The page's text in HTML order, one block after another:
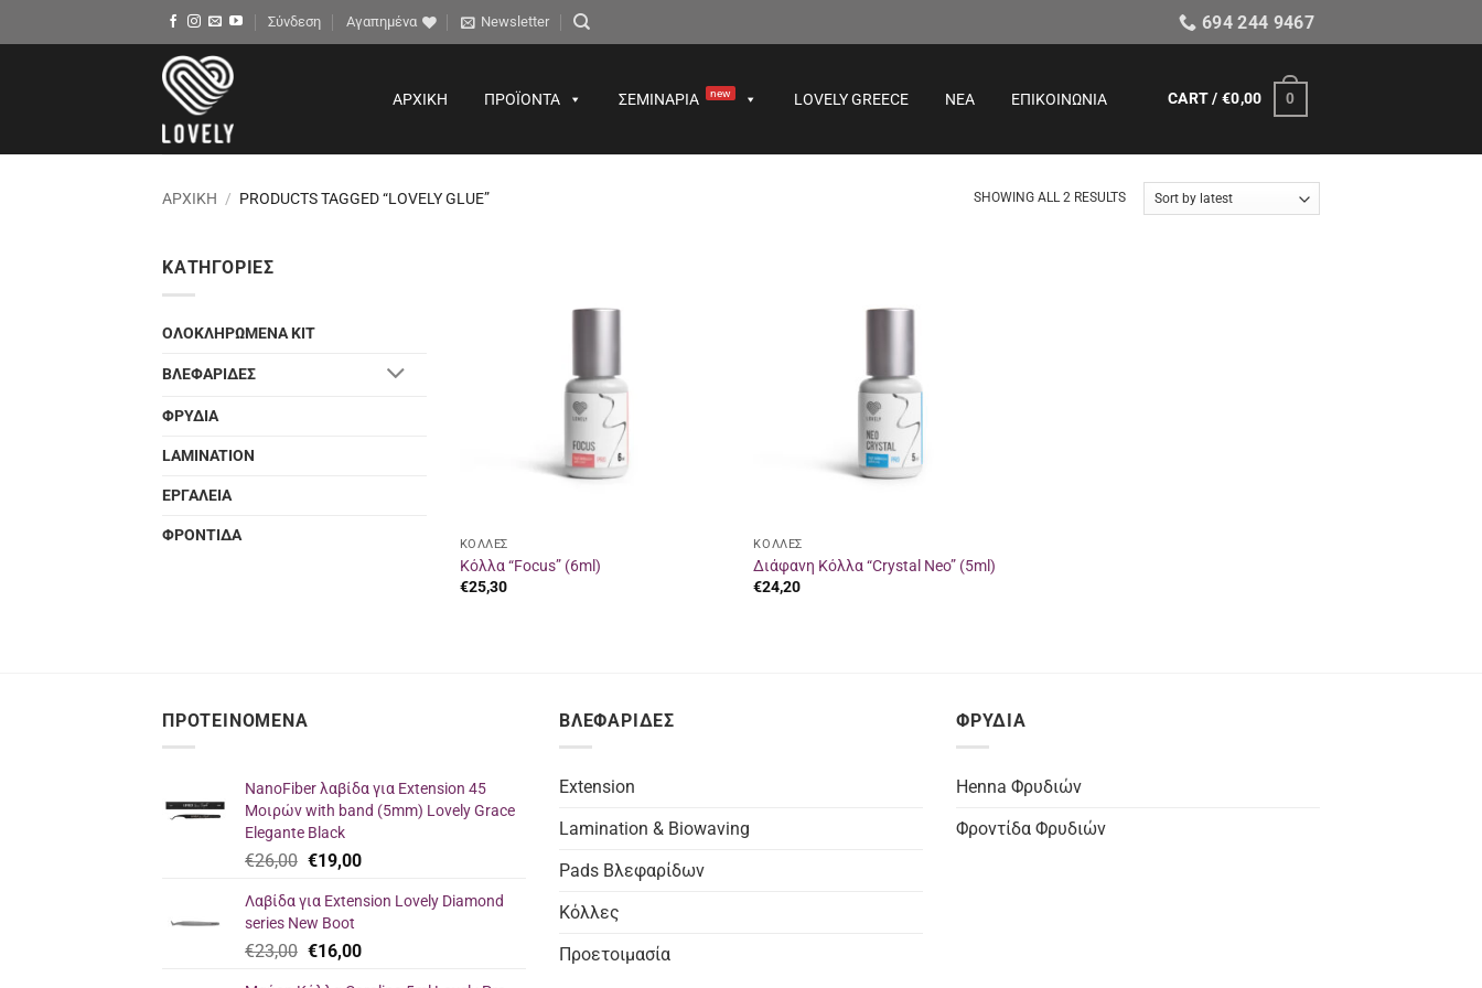
στο
Σύνδεση Αγαπημένα Newsletter 694 244 9467
ΑΡΧΙΚΉ ΠΡΟΪΌΝΤΑ ΣΕΜΙΝΆΡΙΑ new LOVELY GREECE ΝΈΑ ΕΠΙΚΟΙΝΩΝΊΑ CART /€0,00 0
ΑΡΧΙΚΉ / PRODUCTS TAGGED “LOVELY GLUE” SHOWING ALL 2 RESULTSSORTED
ΚΑΤΗΓΟΡΊΕΣ
ΟΛΟΚΛΗΡΩΜΕΝΑ ΚΙΤ
ΒΛΕΦΑΡΙΔΕΣ
ΦΡΥΔΙΑ
LAMINATION
ΕΡΓΑΛΕΙΑ
ΦΡΟΝΤΙΔΑ ΚΟΛΛΕΣ
Κόλλα “Focus” (6ml)
€25,30
ΚΟΛΛΕΣ
Διάφανη Κόλλα “Crystal Neo” (5ml)
€24,20
ΠΡΟΤΕΙΝΌΜΕΝΑ
NanoFiber λαβίδα για Extension 45
Μοιρών with band (5mm) Lovely Grace
Elegante Black
€26,00 Original
was:
€26,00.
€19,00Η
τιμή
€19,00.
Λαβίδα για Extension Lovely Diamond
series New Boot
€23,00 Original
€16,00Η
ΒΛΕΦΑΡΙΔΕΣ
Extension
Lamination & Biowaving
Pads Βλεφαρίδων
Κόλλες
Προετοιμασία
ΦΡΥΔΙΑ
Henna Φρυδιών
Φροντίδα Φρυδιών